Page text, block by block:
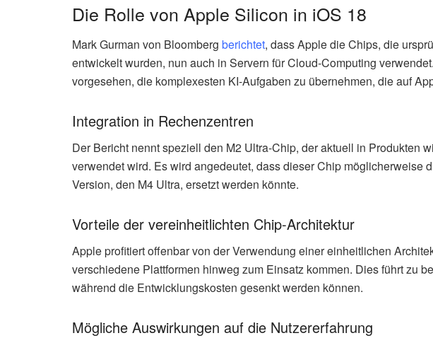
Die Rolle von Apple Silicon in iOS 18
Mark Gurman von Bloomberg berichtet, dass Apple die Chips, die
entwickelt wurden, nun auch in Servern für Cloud-Computing
vorgesehen, die komplexesten KI-Aufgaben zu übernehmen, die auf
Integration in Rechenzentren
Der Bericht nennt speziell den M2 Ultra-Chip, der aktuell in Produkten
verwendet wird. Es wird angedeutet, dass dieser Chip möglicherweise
Version, den M4 Ultra, ersetzt werden könnte.
Vorteile der vereinheitlichten Chip-Architektur
Apple profitiert offenbar von der Verwendung einer einheitlichen
verschiedene Plattformen hinweg zum Einsatz kommen. Dies führt zu
während die Entwicklungskosten gesenkt werden können.
Mögliche Auswirkungen auf die Nutzererfahrung